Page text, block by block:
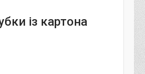
із картона